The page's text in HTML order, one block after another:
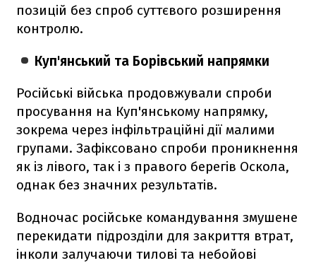
позицій без спроб суттєвого розширення
контролю.
Куп'янський та Борівський напрямки
Російські війська продовжували спроби
просування на Куп'янському напрямку,
зокрема через інфільтраційні дії малими
групами. Зафіксовано спроби проникнення
як із лівого, так і з правого берегів Оскола,
однак без значних результатів.
Водночас російське командування змушене
перекидати підрозділи для закриття втрат,
інколи залучаючи тилові та небойові